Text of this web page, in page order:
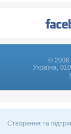
© 2006
Україна,
Створення та